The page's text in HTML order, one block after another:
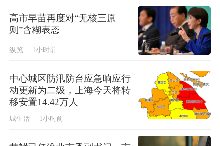
高市早苗再度对“无核三原
则”含糊表态
纵览 1小时前
中心城区防汛防台应急响应行
动更新为二级，上海今天将转
移安置14.42万人
城生活 1小时前